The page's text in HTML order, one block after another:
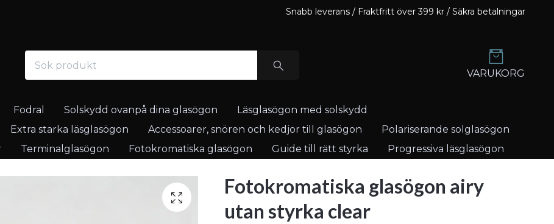
Snabb leverans / Fraktfritt över 399 kr / Säkra betalningar
VARUKORG
Fodral Solskydd ovanpå dina glasögon
Läsglasögon med solskydd
Extra starka läsglasögon Accessoarer, snören och kedjor till glasögon
Polariserande solglasögon
Terminalglasögon Fotokromatiska glasögon Guide till rätt styrka Progressiva läsglasögon
Fotokromatiska glasögon airy
utan styrka clear